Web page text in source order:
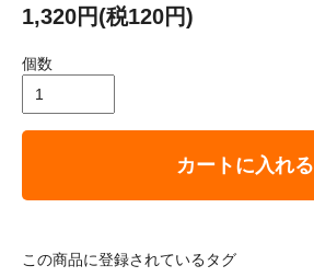
1,320円(税120円)
個数
カートに入れる
この商品に登録されているタグ